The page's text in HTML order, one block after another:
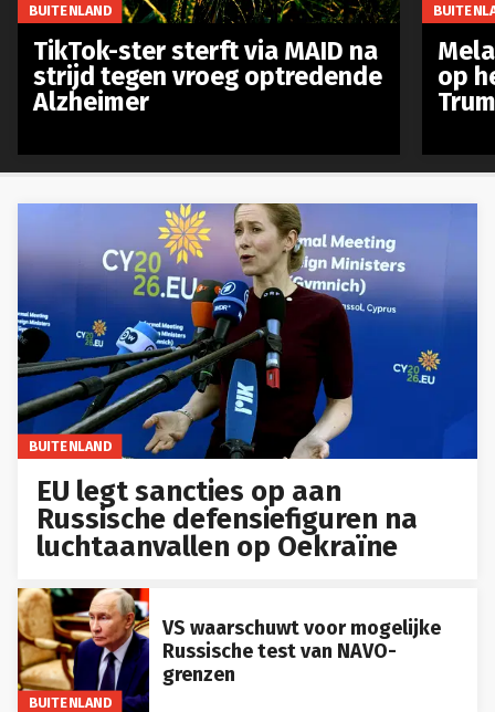
BUITENLAND
EU legt sancties op aan
Russische defensiefiguren na
luchtaanvallen op Oekraïne
BUITENLAND
VS waarschuwt voor mogelijke
Russische test van NAVO-
grenzen
BUITENLAND
TikTok-ster sterft via MAID na
strijd tegen vroeg optredende
Alzheimer
op